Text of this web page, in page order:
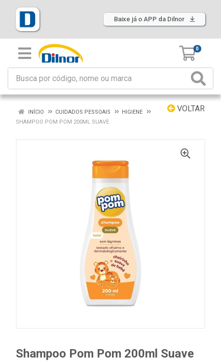
Baixe já o APP da Dilnor
0
VOLTAR
INÍCIO CUIDADOS PESSOAIS
HIGIENE
SHAMPOO POM POM 200ML SUAVE
Shampoo Pom Pom 200ml Suave